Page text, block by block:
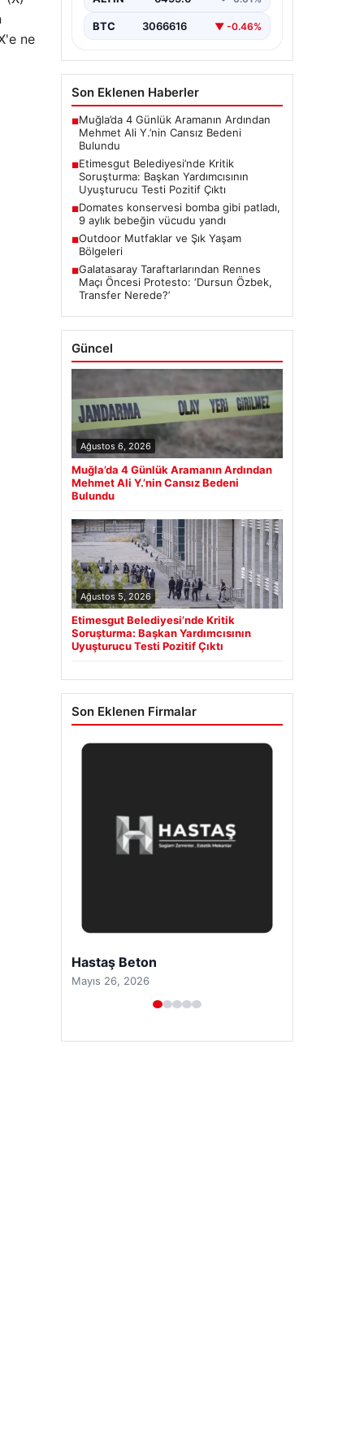
ne
Ankara’da Etimesgut Belediyesi’ne
soruşturmanın detayları gün
BTC 3066616 ▼ -0.46%
Son Eklenen Haberler
■Muğla’da 4 Günlük Aramanın Ardından
Mehmet Ali Y.’nin Cansız Bedeni
Bulundu
■Etimesgut Belediyesi’nde Kritik
Soruşturma: Başkan Yardımcısının
Uyuşturucu Testi Pozitif Çıktı
■Domates konservesi bomba gibi patladı,
9 aylık bebeğin vücudu yandı
■Outdoor Mutfaklar ve Şık Yaşam
Bölgeleri
■Galatasaray Taraftarlarından Rennes
Maçı Öncesi Protesto: ‘Dursun Özbek,
Transfer Nerede?’
Güncel
Ağustos 6, 2026
Muğla’da 4 Günlük Aramanın Ardından
Mehmet Ali Y.’nin Cansız Bedeni
Bulundu
Ağustos 5, 2026
Etimesgut Belediyesi’nde Kritik
Soruşturma: Başkan Yardımcısının
Uyuşturucu Testi Pozitif Çıktı
Son Eklenen Firmalar
Prenses Night Club
Nisan 29, 2026